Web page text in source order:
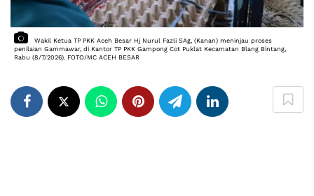
Wakil Ketua TP PKK Aceh Besar Hj Nurul Fazli SAg, (Kanan) meninjau proses
penilaian Gammawar, di Kantor TP PKK Gampong Cot Puklat Kecamatan Blang Bintang,
Rabu (8/7/2026). FOTO/MC ACEH BESAR